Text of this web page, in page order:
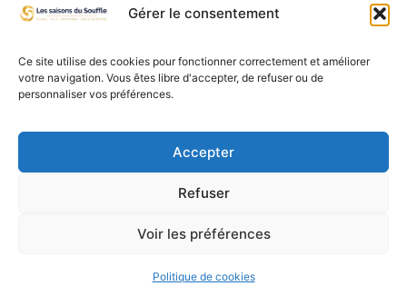
Gérer le consentement
Ce site utilise des cookies pour fonctionner correctement et améliorer
votre navigation. Vous êtes libre d'accepter, de refuser ou de
personnaliser vos préférences.
Accepter
Refuser
Voir les préférences
Politique de cookies
W353014930 - Siret : 853 636 231 00021
par Facebook, Google, YouTube ou LinkedIn. Les
opinions et contenus présents ici sont
aucun cas Meta Platforms Inc., Google LLC,
LinkedIn Corporation ou leurs filiales respectives.
Facebook, Google, YouTube et LinkedIn sont des
respectifs.